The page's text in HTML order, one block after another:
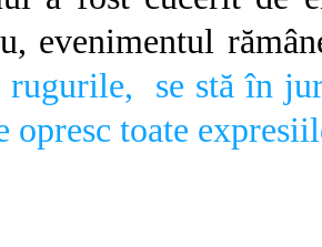
evenimentul
rugurile, se stă în
opresc toate